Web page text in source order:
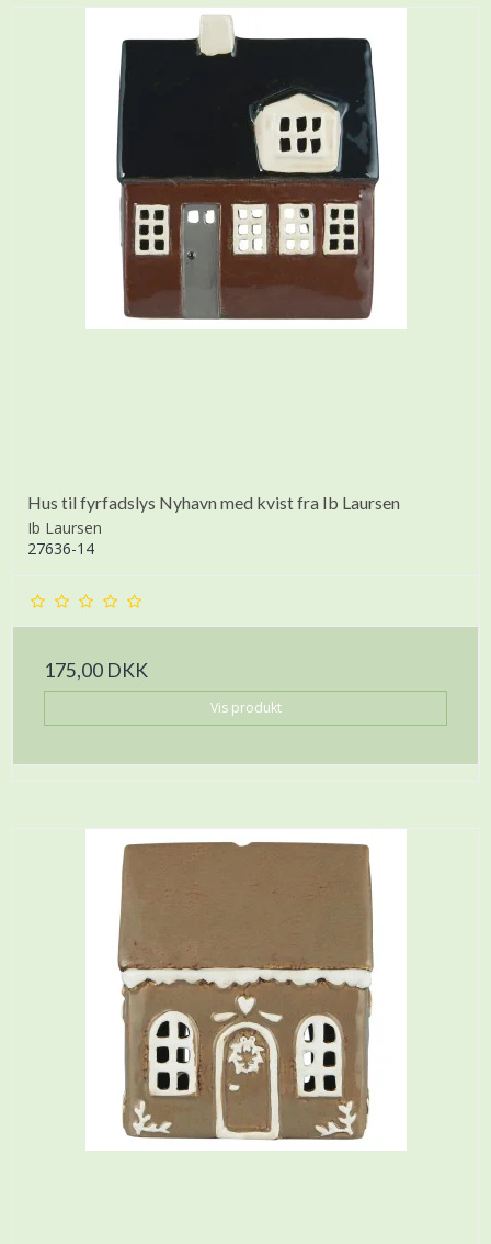
Hus til fyrfadslys Nyhavn med kvist fra Ib Laursen
Ib Laursen
27636-14
175,00 DKK
Vis produkt